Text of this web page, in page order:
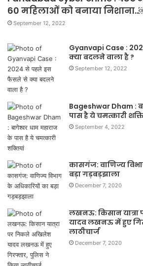
60 महिलाओं को बनाया
September 12, 2022
Gyanvapi Case :
क्या बदलने वाला है ?
September 12, 2022
Bageshwar Dham :
पास है ये चमत्कारी
September 4, 2022
कासगंज: वाणिज्य
बड़ा गड़बड़झाला
December 7, 2020
लखनऊ: किसान
यादव लखनऊ में हुए
लाठीचार्ज
December 7, 2020